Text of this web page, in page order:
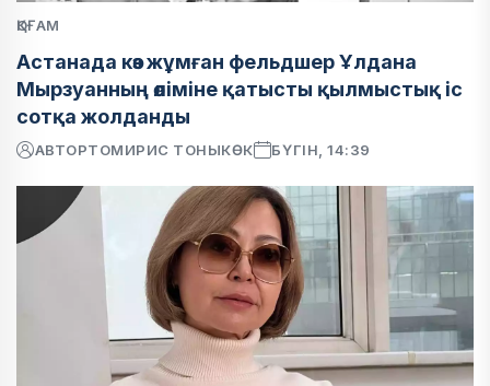
ҚОҒАМ
Астанада көз жұмған фельдшер Ұлдана
Мырзуанның өліміне қатысты қылмыстық іс
сотқа жолданды
АВТОРТОМИРИС ТОНЫКӨК БҮГІН, 14:39